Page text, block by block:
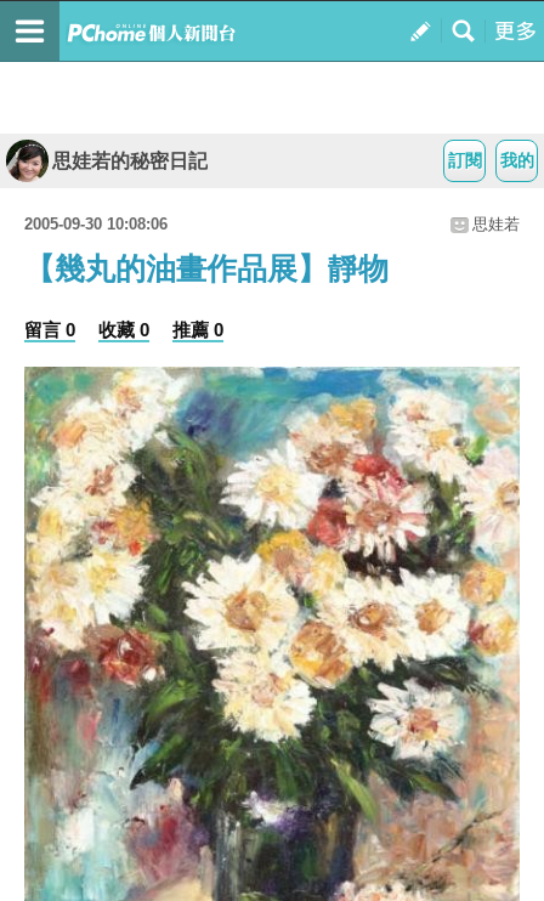
我的
訂閱
思娃若的秘密日記
2005-09-30 10:08:06 思娃若
【幾丸的油畫作品展】靜物
留言 0 收藏 0 推薦 0